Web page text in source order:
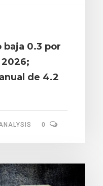
baja 0.3 por
de 4.2
0